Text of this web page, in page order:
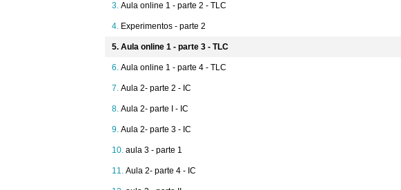
Aula online 1 - parte 2 - TLC
Experimentos - parte 2
Aula online 1 - parte 3 - TLC
Aula online 1 - parte 4 - TLC
Aula 2- parte 2 - IC
Aula 2- parte I - IC
Aula 2- parte 3 - IC
aula 3 - parte 1
Aula 2- parte 4 - IC